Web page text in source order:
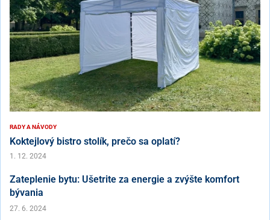
RADY A NÁVODY
Koktejlový bistro stolík, prečo sa oplatí?
1. 12. 2024
Zateplenie bytu: Ušetrite za energie a zvýšte komfort
bývania
27. 6. 2024